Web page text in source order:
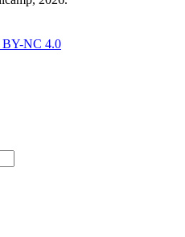
BY-NC 4.0